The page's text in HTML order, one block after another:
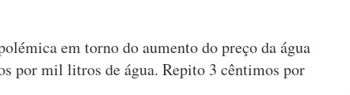
em torno do aumento do preço da água
por mil litros de água. Repito 3 cêntimos por